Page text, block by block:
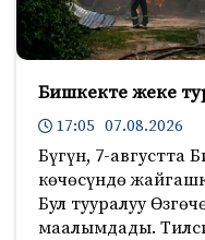
Бишкекте жеке
17:05 07.08.2026
Бүгүн, 7-августта
көчөсүндө
Бул тууралуу
маалымдады.